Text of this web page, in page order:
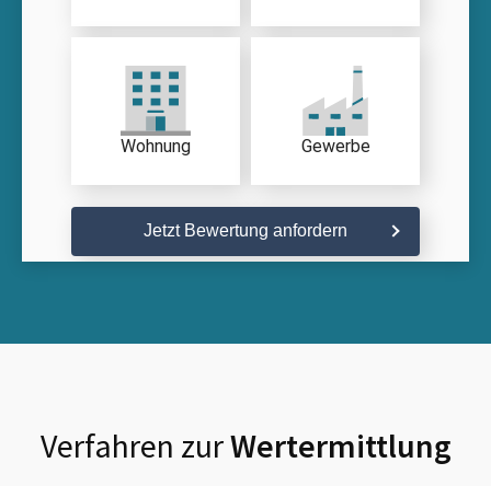
Wohnung Gewerbe
Jetzt Bewertung anfordern
Verfahren zurWertermittlung